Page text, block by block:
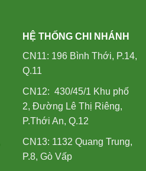
HỆ THỐNG CHI NHÁNH
CN11: 196 Bình Thới, P.14,
Q.11
CN12: 430/45/1 Khu phố
2, Đường Lê Thị Riêng,
P.Thới An, Q.12
CN13: 1132 Quang Trung,
P.8, Gò Vấp